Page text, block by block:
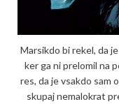
Marsikdo bi rekel, da
ker ga ni prelomil na
res, da je vsakdo sam
skupaj nemalokrat